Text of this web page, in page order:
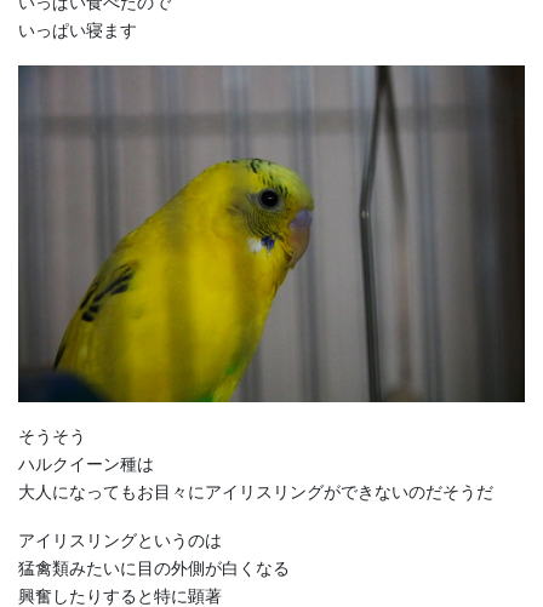
いっぱい寝ます
そうそう
ハルクイーン種は
大人になってもお目々にアイリスリングができないのだそうだ
アイリスリングというのは
猛禽類みたいに目の外側が白くなる
興奮したりすると特に顕著